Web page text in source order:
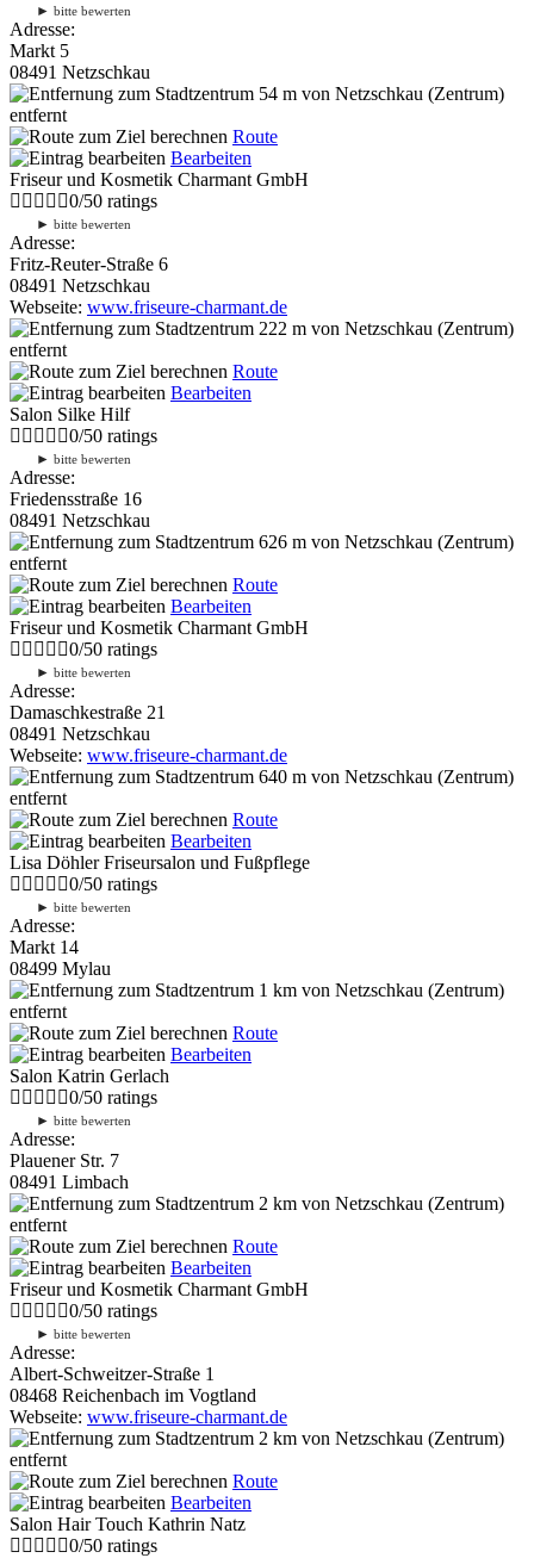
► bitte bewerten
Adresse:
Markt 5
08491 Netzschkau
54 m von Netzschkau (Zentrum)
entfernt
Route
Bearbeiten
Friseur und Kosmetik Charmant GmbH
0/50 ratings
► bitte bewerten
Adresse:
Fritz-Reuter-Straße 6
08491 Netzschkau
Webseite: www.friseure-charmant.de
222 m von Netzschkau (Zentrum)
entfernt
Route
Bearbeiten
Salon Silke Hilf
0/50 ratings
► bitte bewerten
Adresse:
Friedensstraße 16
08491 Netzschkau
626 m von Netzschkau (Zentrum)
entfernt
Route
Bearbeiten
Friseur und Kosmetik Charmant GmbH
0/50 ratings
► bitte bewerten
Adresse:
Damaschkestraße 21
08491 Netzschkau
Webseite: www.friseure-charmant.de
640 m von Netzschkau (Zentrum)
entfernt
Route
Bearbeiten
Lisa Döhler Friseursalon und Fußpflege
0/50 ratings
► bitte bewerten
Adresse:
Markt 14
08499 Mylau
1 km von Netzschkau (Zentrum)
entfernt
Route
Bearbeiten
Salon Katrin Gerlach
0/50 ratings
► bitte bewerten
Adresse:
Plauener Str. 7
08491 Limbach
2 km von Netzschkau (Zentrum)
entfernt
Route
Bearbeiten
Friseur und Kosmetik Charmant GmbH
0/50 ratings
► bitte bewerten
Adresse:
Albert-Schweitzer-Straße 1
08468 Reichenbach im Vogtland
Webseite: www.friseure-charmant.de
2 km von Netzschkau (Zentrum)
entfernt
Route
Bearbeiten
Salon Hair Touch Kathrin Natz
0/50 ratings